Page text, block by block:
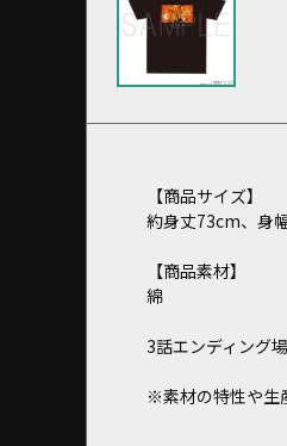
【商品サイズ】
約身丈73cm、身
【商品素材】
綿
3話エンディング
※素材の特性や生